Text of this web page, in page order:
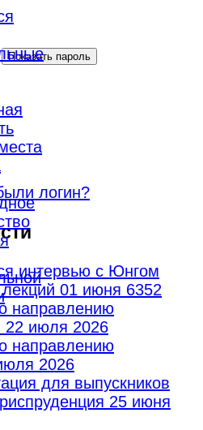
Показать пароль
логин?
интервью с Юнгом
01 июня 6352
направлению
22 июля 2026
направлению
2026
для выпускников
25 июня